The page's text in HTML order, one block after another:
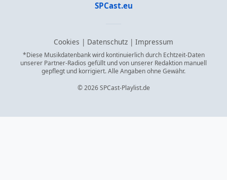
SPCast.eu
Cookies | Datenschutz | Impressum
*Diese Musikdatenbank wird kontinuierlich durch Echtzeit-Daten
unserer Partner-Radios gefüllt und von unserer Redaktion manuell
gepflegt und korrigiert. Alle Angaben ohne Gewähr.
© 2026 SPCast-Playlist.de